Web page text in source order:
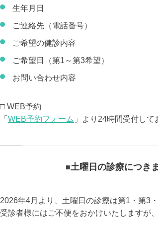
生年月日
ご連絡先（電話番号）
ご希望の健診内容
ご希望日（第1～第3希望）
お問い合わせ内容
□ WEB予約
「 WEB予約フォーム 」より24時間受付して
土曜日の診療につき
2026年4月より、土曜日の診療は第1・第3
受診者様にはご不便をおかけいたしますが